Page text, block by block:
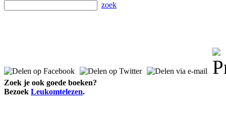
zoek
Zoek je ook goede boeken?
Bezoek Leukomtelezen.